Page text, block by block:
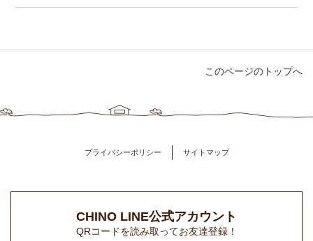
このページのトップへ
プライバシーポリシー サイトマップ
CHINO LINE公式アカウント
QRコードを読み取ってお友達登録！